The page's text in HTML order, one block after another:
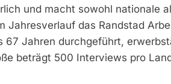
und macht sowohl nationale
das Randstad
Jahren durchgeführt,
beträgt 500 Interviews pro